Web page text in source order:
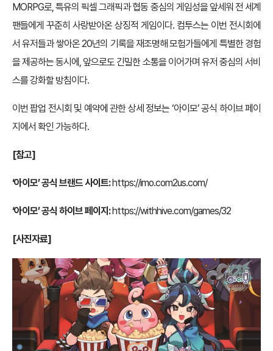
MORPG로, 특유의 픽셀 그래픽과 협동 중심의 게임성을 앞세워 전 세계
팬들에게 꾸준히 사랑받아온 상징적 게임이다. 컴투스는 이번 전시회에
서 유저들과 쌓아온 20년의 기록을 재조명해 모험가들에게 특별한 경험
을 제공하는 동시에, 앞으로도 긴밀한 소통을 이어가며 유저 중심의 서비
스를 강화할 방침이다.
이번 팝업 전시회 및 예약에 관한 상세 정보는 ‘아이모’ 공식 하이브 페이
지에서 확인 가능하다.
[참고]
‘아이모’ 공식 브랜드 사이트:https://imo.com2us.com/
‘아이모’ 공식 하이브 페이지:https://withhive.com/games/32
[사진자료]